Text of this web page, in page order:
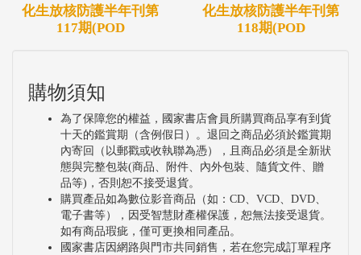
化生放核防護半年刊第
117期(POD
化生放核防護半年刊第
118期(POD
購物須知
為了保障您的權益，國家書店會員所購買商品享有到貨
十天的鑑賞期（含例假日）。退回之商品必須於鑑賞期
內寄回（以郵戳或收執聯為憑），且商品必須是全新狀
態與完整包裝(商品、附件、內外包裝、隨貨文件、贈
品等)，否則恕不接受退貨。
購買產品如為數位影音商品（如：CD、VCD、DVD、
電子書等），因受智慧財產權保護，恕無法接受退貨。
如有商品瑕疵，僅可更換相同產品。
國家書店因網路與門市共同銷售，若在您完成訂單程序